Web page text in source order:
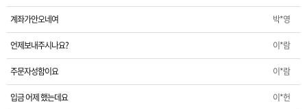
계좌가안오네여 박*영
언제보내주시나요? 이*람
주문자성함이요 이*람
입금 어제 했는데요 이*헌